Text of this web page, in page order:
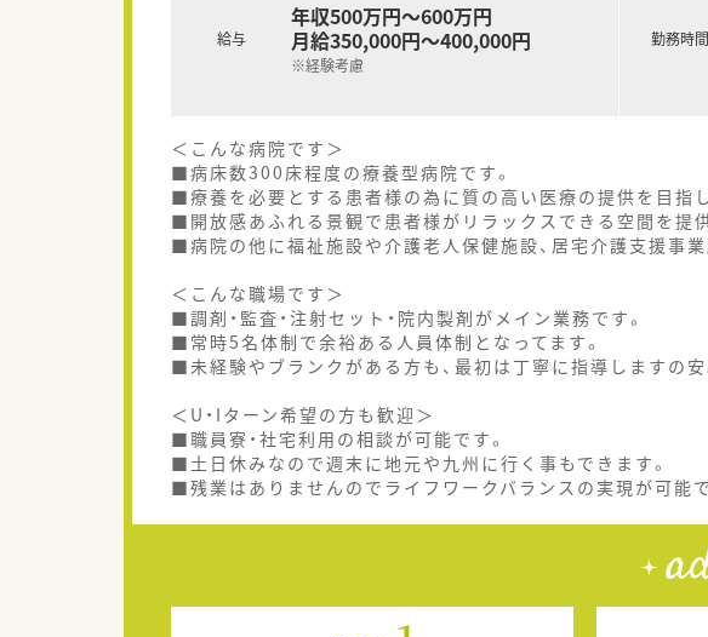
給与
年収500万円～600万円
月給350,000円～400,000円
※経験考慮
勤務時間
＜こんな病院です＞
■病床数300床程度の療養型病院です。
■療養を必要とする患者様の為に質の高い医療の提供を目指し
■開放感あふれる景観で患者様がリラックスできる空間を提
■病院の他に福祉施設や介護老人保健施設、居宅介護支援事業
＜こんな職場です＞
■調剤・監査・注射セット・院内製剤がメイン業務です。
■常時5名体制で余裕ある人員体制となってます。
■未経験やブランクがある方も、最初は丁寧に指導しますの安
＜U・Iターン希望の方も歓迎＞
■職員寮・社宅利用の相談が可能です。
■土日休みなので週末に地元や九州に行く事もできます。
■残業はありませんのでライフワークバランスの実現が可能で